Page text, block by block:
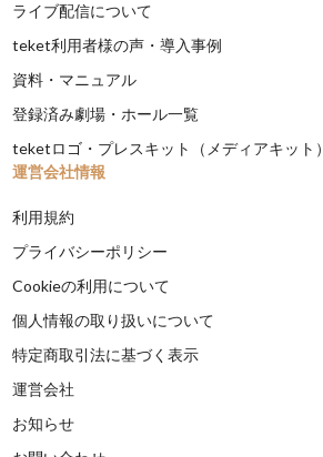
ライブ配信について
teket利用者様の声・導入事例
資料・マニュアル
登録済み劇場・ホール一覧
teketロゴ・プレスキット（メディアキット）
運営会社情報
利用規約
プライバシーポリシー
Cookieの利用について
個人情報の取り扱いについて
特定商取引法に基づく表示
運営会社
お知らせ